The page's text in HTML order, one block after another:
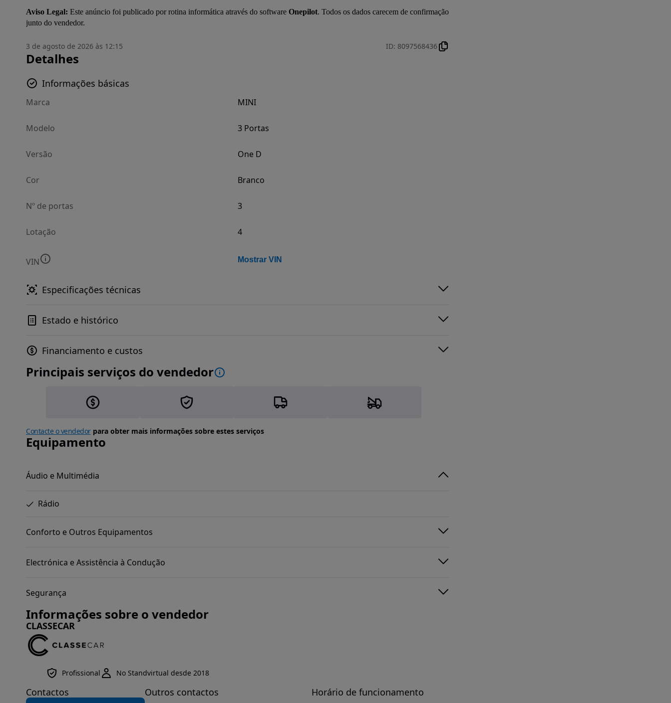
Aviso Legal: Este anúncio foi publicado por rotina informática através do software Onepilot. Todos os dados carecem de confirmação
junto do vendedor.
3 de agosto de 2026 às 12:15 ID: 8097568436
Detalhes
Informações básicas
Marca MINI
Modelo 3 Portas
Versão One D
Cor Branco
Nº de portas 3
Lotação 4
VIN Mostrar VIN
Especificações técnicas
Estado e histórico
Financiamento e custos
Principais serviços do vendedor
Contacte o vendedorpara obter mais informações sobre estes serviços
Equipamento
Áudio e Multimédia
Rádio
Conforto e Outros Equipamentos
Electrónica e Assistência à Condução
Segurança
Informações sobre o vendedor
CLASSECAR
Profissional No Standvirtual desde 2018
Contactos Outros contactos Horário de funcionamento